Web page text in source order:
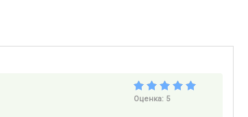
Оценка: 5